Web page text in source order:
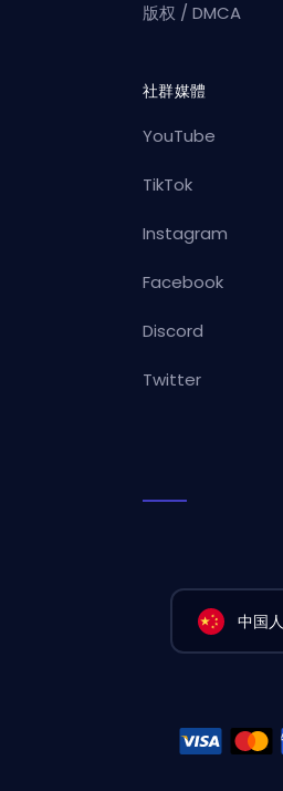
版权 / DMCA
社群媒體
YouTube
TikTok
Instagram
Facebook
Discord
Twitter
中国人